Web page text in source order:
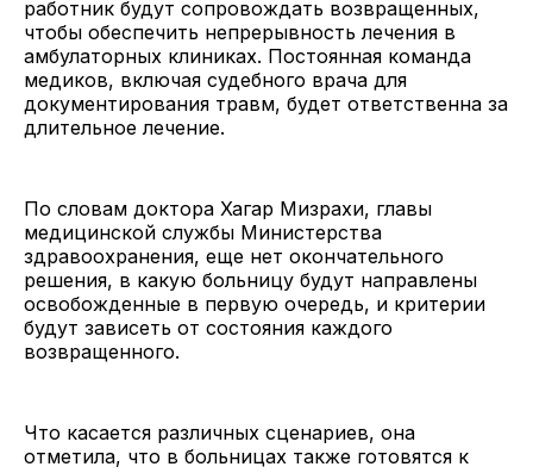
работник будут сопровождать возвращенных,
чтобы обеспечить непрерывность лечения в
амбулаторных клиниках. Постоянная команда
медиков, включая судебного врача для
документирования травм, будет ответственна за
длительное лечение.
По словам доктора Хагар Мизрахи, главы
медицинской службы Министерства
здравоохранения, еще нет окончательного
решения, в какую больницу будут направлены
освобожденные в первую очередь, и критерии
будут зависеть от состояния каждого
возвращенного.
Что касается различных сценариев, она
отметила, что в больницах также готовятся к